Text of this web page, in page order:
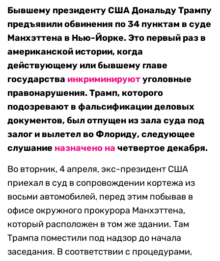
Бывшему президенту США Дональду Трампу
предъявили обвинения по 34 пунктам в суде
Манхэттена в Нью-Йорке. Это первый раз в
американской истории, когда
действующему или бывшему главе
государства инкриминируютуголовные
правонарушения. Трамп, которого
подозревают в фальсификации деловых
документов, был отпущен из зала суда под
залог и вылетел во Флориду, следующее
слушание назначено на четвертое декабря.
Во вторник, 4 апреля, экс-президент США
приехал в суд в сопровождении кортежа из
восьми автомобилей, перед этим побывав в
офисе окружного прокурора Манхэттена,
который расположен в том же здании. Там
Трампа поместили под надзор до начала
заседания. В соответствии с процедурами,